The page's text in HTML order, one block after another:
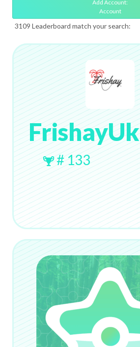
Add Account:
Account
3109 Leaderboard match your search:
FrishayUk
# 133